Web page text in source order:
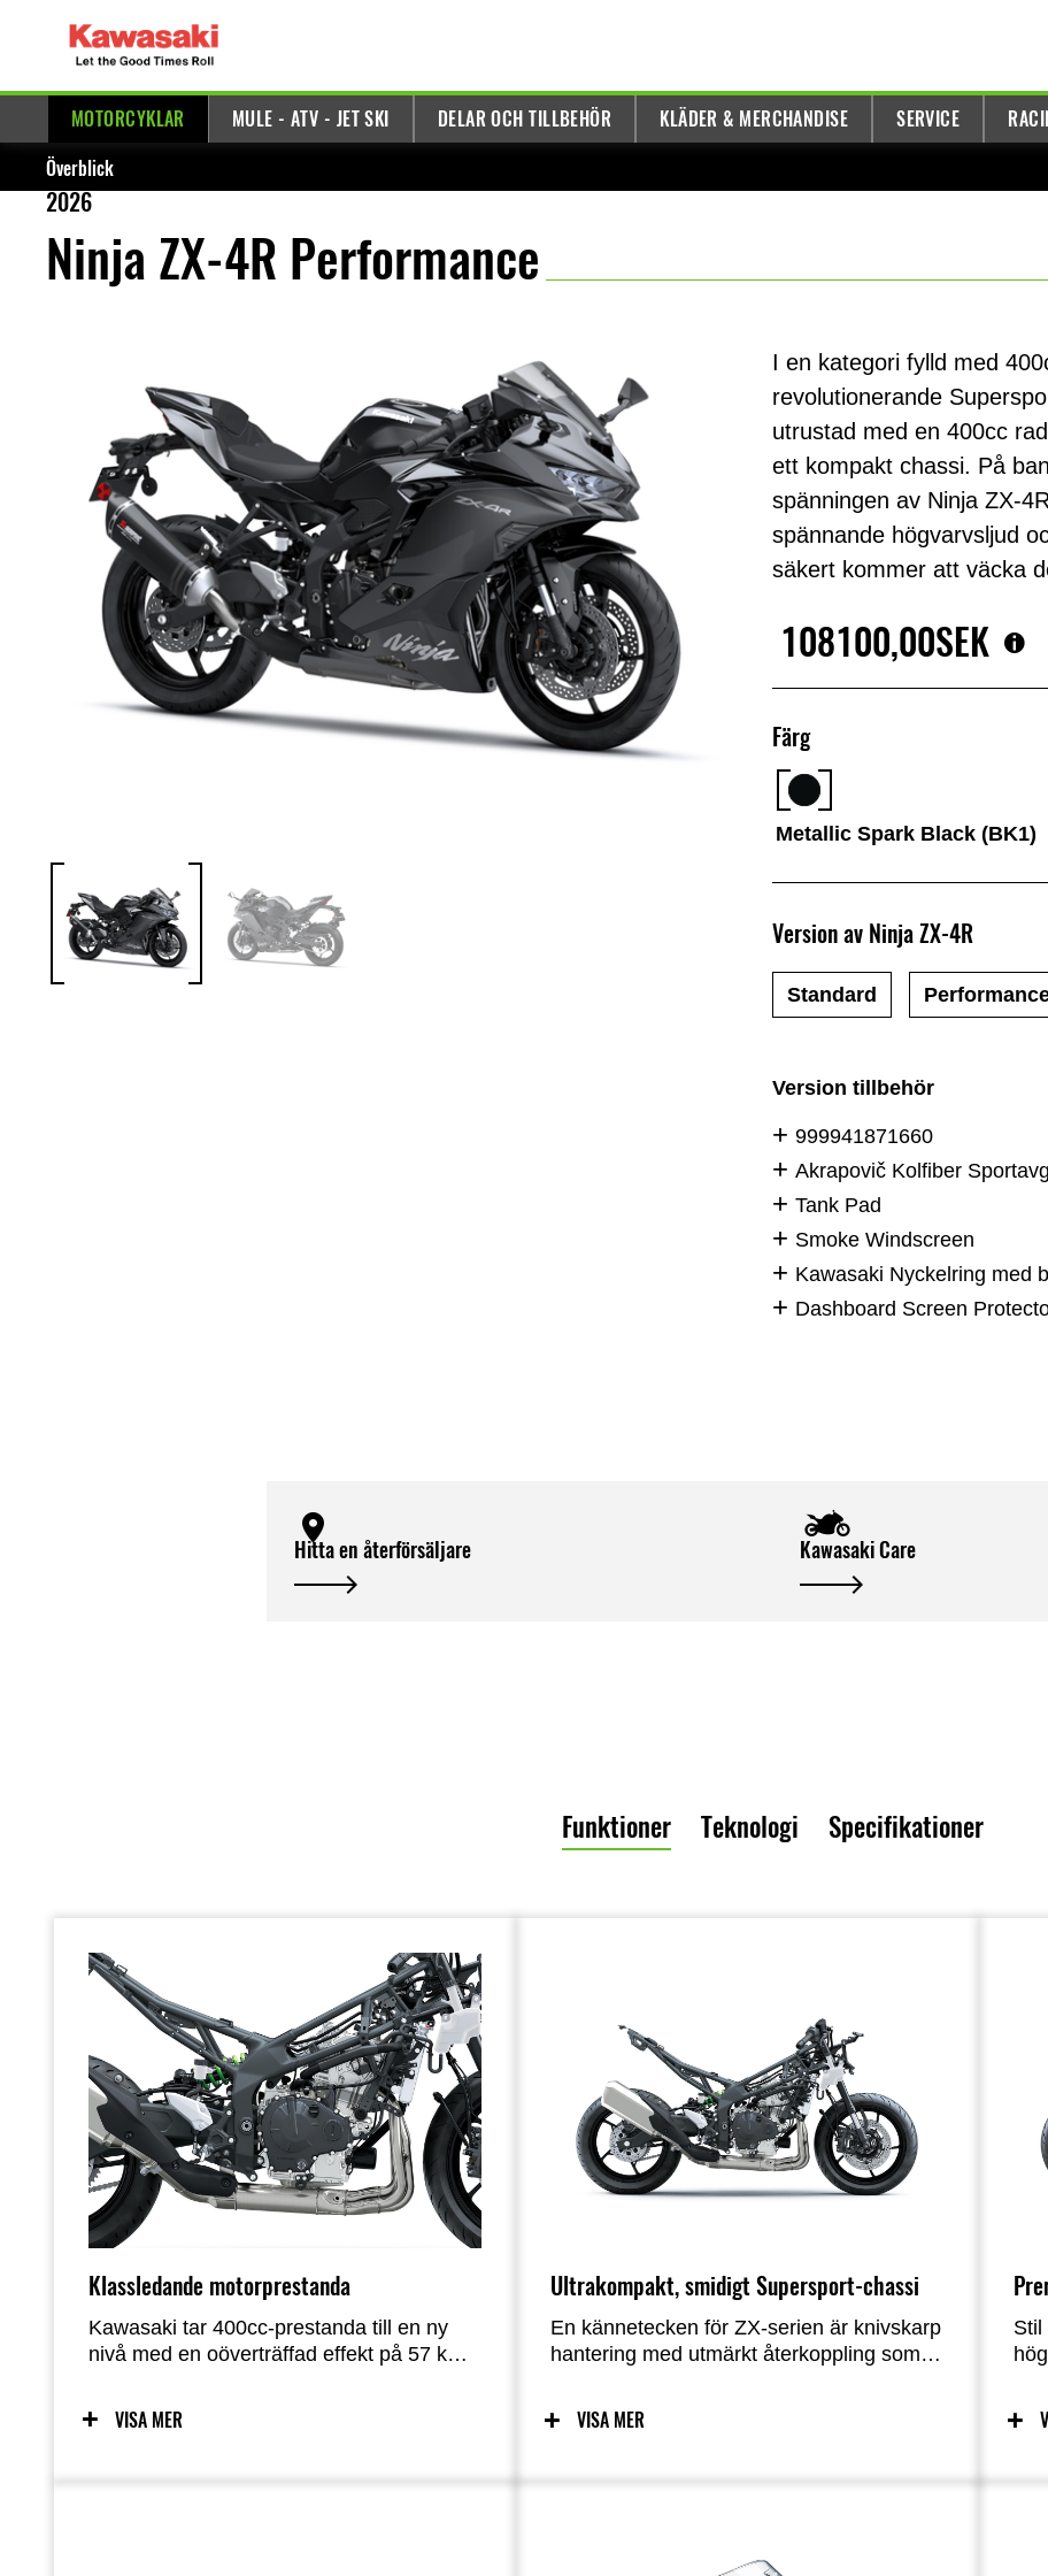
MOTORCYKLAR MULE - ATV - JET SKI DELAR OCH TILLBEHÖR KLÄDER & MERCHANDISE SERVICE
Överblick
2026
Ninja ZX-4R Performance
I en kategori fylld med
revolutionerande
utrustad med en 400cc
ett kompakt chassi. På
spänningen av Ninja ZX-
spännande högvarvsljud
säkert kommer att väcka
108100,00SEK
Färg
Metallic Spark Black (BK1)
Version av Ninja ZX-4R
Standard
Version tillbehör
999941871660
Akrapovič Kolfiber
Tank Pad
Smoke Windscreen
Kawasaki Nyckelring med
Dashboard Screen
Hitta en återförsäljare Kawasaki Care
Funktioner Teknologi Specifikationer
Klassledande motorprestanda
Kawasaki tar 400cc-prestanda till en ny
nivå med en oöverträffad effekt på 57 kW
över 15 000 min⁻¹ förstärker körglädjen.
Den snabbt varvande motorn och den
VISA MER
Ultrakompakt, smidigt Supersport-chassi
En kännetecken för ZX-serien är knivskarp
hantering med utmärkt återkoppling som
undantag. Detta härstammar direkt från
Kawasakis WorldSBK-racinginsatser och
VISA MER
Stil